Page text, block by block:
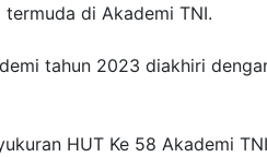
di Akademi TNI.
tahun 2023 diakhiri
HUT Ke 58 Akademi